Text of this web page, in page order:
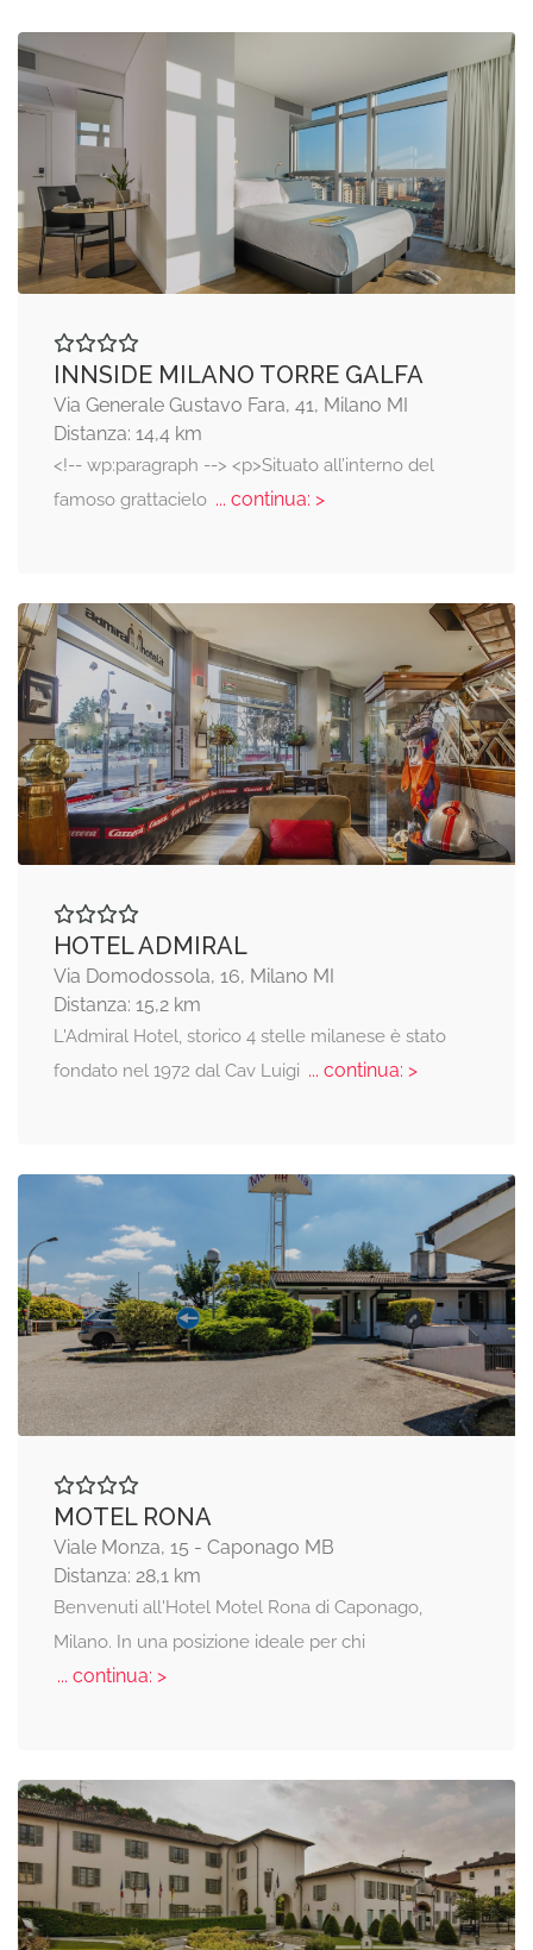
INNSIDE MILANO TORRE GALFA
Via Generale Gustavo Fara, 41, Milano MI
Distanza: 14,4 km
<!-- wp:paragraph --> <p>Situato all’interno del
famoso grattacielo... continua: >
HOTEL ADMIRAL
Via Domodossola, 16, Milano MI
Distanza: 15,2 km
L'Admiral Hotel, storico 4 stelle milanese è stato
fondato nel 1972 dal Cav Luigi ... continua: >
MOTEL RONA
Viale Monza, 15 - Caponago MB
Distanza: 28,1 km
Benvenuti all'Hotel Motel Rona di Caponago,
Milano. In una posizione ideale per chi
... continua: >